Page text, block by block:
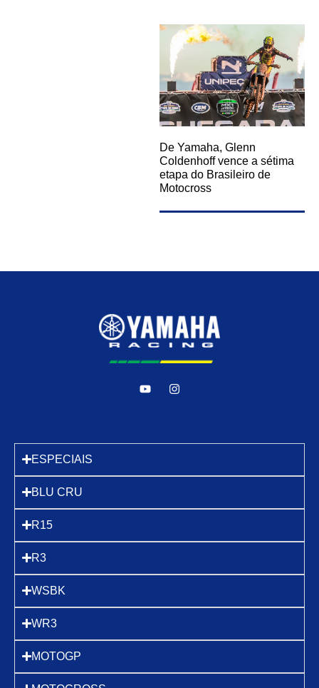
De Yamaha, Glenn
Coldenhoff vence a sétima
etapa do Brasileiro de
Motocross
ESPECIAIS
BLU CRU
R15
R3
WSBK
WR3
MOTOGP